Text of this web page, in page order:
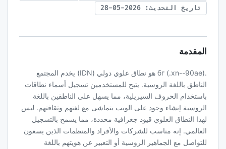
تاريخ التحديث: 2026-05-28
المقدمة
.бг (.xn--90ae) هو نطاق علوي دولي (IDN) يخدم المجتمع
الناطق باللغة الروسية. يتيح للمستخدمين تسجيل أسماء نطاقات
باستخدام الحروف السيريلية، مما يسهل على الناطقين باللغة
الروسية إنشاء وجود على الويب يتماشى مع لغتهم وثقافتهم. ليس
لهذا النطاق العلوي قيود جغرافية محددة، مما يسمح بالتسجيل
العالمي. إنه مناسب للشركات والأفراد والمنظمات الذين يسعون
للتواصل مع الجماهير الروسية أو التعبير عن هويتهم باللغة